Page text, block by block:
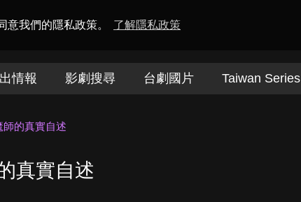
意我們的隱私政策。 了解隱私政策
情報 影劇搜尋 台劇國片 Taiwan Series
師的真實自述
真實自述